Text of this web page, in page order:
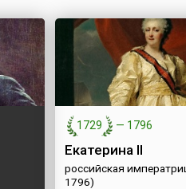
1729 — 1796
Екатерина II
российская
1796)